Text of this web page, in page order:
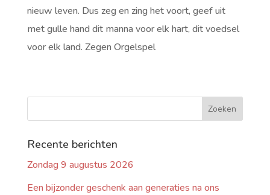
nieuw leven. Dus zeg en zing het voort, geef uit
met gulle hand dit manna voor elk hart, dit voedsel
voor elk land. Zegen Orgelspel
Recente berichten
Zondag 9 augustus 2026
Een bijzonder geschenk aan generaties na ons